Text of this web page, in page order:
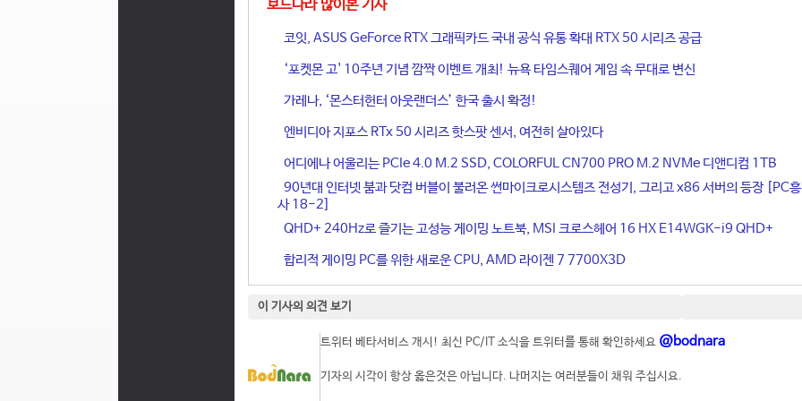
보드나라 많이본 기사
코잇, ASUS GeForce RTX 그래픽카드 국내 공식 유통 확대 RTX 50 시리즈 공급
‘포켓몬 고' 10주년 기념 깜짝 이벤트 개최! 뉴욕 타임스퀘어 게임 속 무대로 변신
가레나, ‘몬스터헌터 아웃랜더스’ 한국 출시 확정!
엔비디아 지포스 RTx 50 시리즈 핫스팟 센서, 여전히 살아있다
어디에나 어울리는 PCIe 4.0 M.2 SSD, COLORFUL CN700 PRO M.2 NVMe 디앤디컴 1TB
90년대 인터넷 붐과 닷컴 버블이 불러온 썬마이크로시스템즈 전성기, 그리고 x86 서버의 등장 [PC
사 18-2]
QHD+ 240Hz로 즐기는 고성능 게이밍 노트북, MSI 크로스헤어 16 HX E14WGK-i9 QHD+
합리적 게이밍 PC를 위한 새로운 CPU, AMD 라이젠 7 7700X3D
이 기사의 의견 보기
트위터 베타서비스 개시! 최신 PC/IT 소식을 트위터를 통해 확인하세요 @bodnara
기자의 시각이 항상 옳은것은 아닙니다. 나머지는 여러분들이 채워 주십시요.